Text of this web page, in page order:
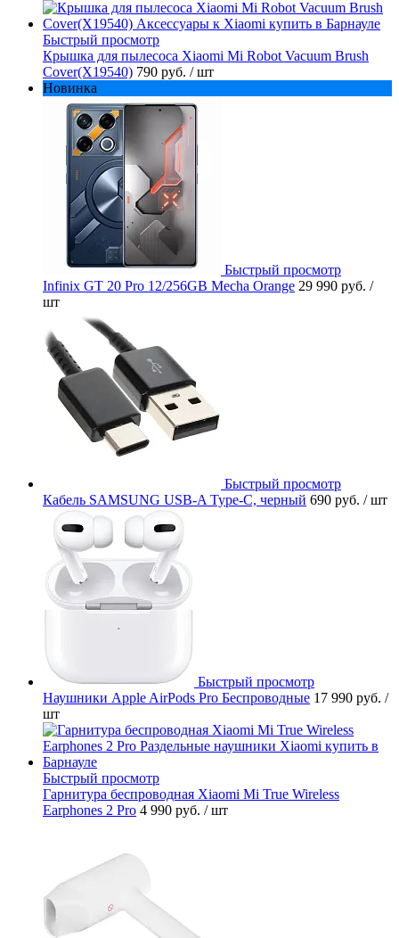
Быстрый просмотр
Крышка для пылесоса Xiaomi Mi Robot Vacuum Brush
Cover(X19540) 790 руб. / шт
Новинка
Быстрый просмотр
Infinix GT 20 Pro 12/256GB Mecha Orange 29 990 руб. /
шт
Быстрый просмотр
Кабель SAMSUNG USB-A Type-C, черный 690 руб. / шт
Быстрый просмотр
Наушники Apple AirPods Pro Беспроводные 17 990 руб. /
шт
Быстрый просмотр
Гарнитура беспроводная Xiaomi Mi True Wireless
Earphones 2 Pro 4 990 руб. / шт